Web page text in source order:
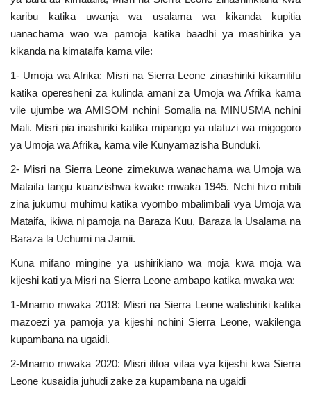
karibu katika uwanja wa usalama wa kikanda kupitia
uanachama wao wa pamoja katika baadhi ya mashirika ya
kikanda na kimataifa kama vile:
1- Umoja wa Afrika: Misri na Sierra Leone zinashiriki kikamilifu
katika operesheni za kulinda amani za Umoja wa Afrika kama
vile ujumbe wa AMISOM nchini Somalia na MINUSMA nchini
Mali. Misri pia inashiriki katika mipango ya utatuzi wa migogoro
ya Umoja wa Afrika, kama vile Kunyamazisha Bunduki.
2- Misri na Sierra Leone zimekuwa wanachama wa Umoja wa
Mataifa tangu kuanzishwa kwake mwaka 1945. Nchi hizo mbili
zina jukumu muhimu katika vyombo mbalimbali vya Umoja wa
Mataifa, ikiwa ni pamoja na Baraza Kuu, Baraza la Usalama na
Baraza la Uchumi na Jamii.
Kuna mifano mingine ya ushirikiano wa moja kwa moja wa
kijeshi kati ya Misri na Sierra Leone ambapo katika mwaka wa:
1-Mnamo mwaka 2018: Misri na Sierra Leone walishiriki katika
mazoezi ya pamoja ya kijeshi nchini Sierra Leone, wakilenga
kupambana na ugaidi.
2-Mnamo mwaka 2020: Misri ilitoa vifaa vya kijeshi kwa Sierra
Leone kusaidia juhudi zake za kupambana na ugaidi